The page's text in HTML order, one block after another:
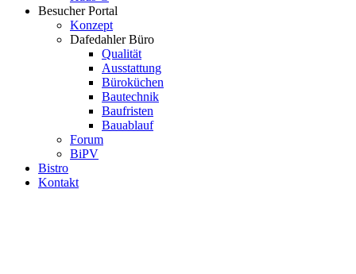
Besucher Portal
Konzept
Dafedahler Büro
Qualität
Ausstattung
Büroküchen
Bautechnik
Baufristen
Bauablauf
Forum
BiPV
Bistro
Kontakt